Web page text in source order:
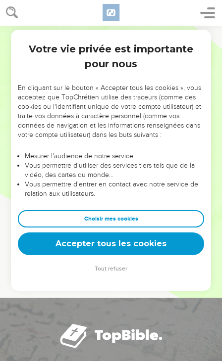
NE MANQUEZ PAS L’ÉVÉNEMENT
DE L’ANNÉE !
ET SI LEURS ERREURS POUVAIENT VOUS ÉVITER LES
VOTRES ?
leur foi ou leur vision. Mais on voit moins les doutes, les erreurs
et les saisons difficiles qu'ils ont traversés, alors même que ce
sont elles qui les ont façonnés.
Dans cette conférence, leaders, entrepreneurs, et responsables
clés pour avancer avec plus de sagesse afin que leurs erreurs
deviennent vos tremplins. Que vous guidiez un ministère, une
équipe, un groupe ou une famille, leur expérience est faite
Votre vie privée est importante
pour nous
En cliquant sur le bouton « Accepter tous les cookies », vous
acceptez que TopChrétien utilise des traceurs (comme des
cookies ou l'identifiant unique de votre compte utilisateur) et
traite vos données à caractère personnel (comme vos
données de navigation et les informations renseignées dans
votre compte utilisateur) dans les buts suivants :
Mesurer l'audience de notre service
Vous permettre d'utiliser des services tiers tels que de la
vidéo, des cartes du monde…
Vous permettre d'entrer en contact avec notre service de
relation aux utilisateurs.
Choisir mes cookies
Accepter tous les cookies
Tout refuser